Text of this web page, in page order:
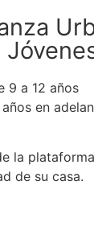
9 a 12 años
en
la
de su casa.